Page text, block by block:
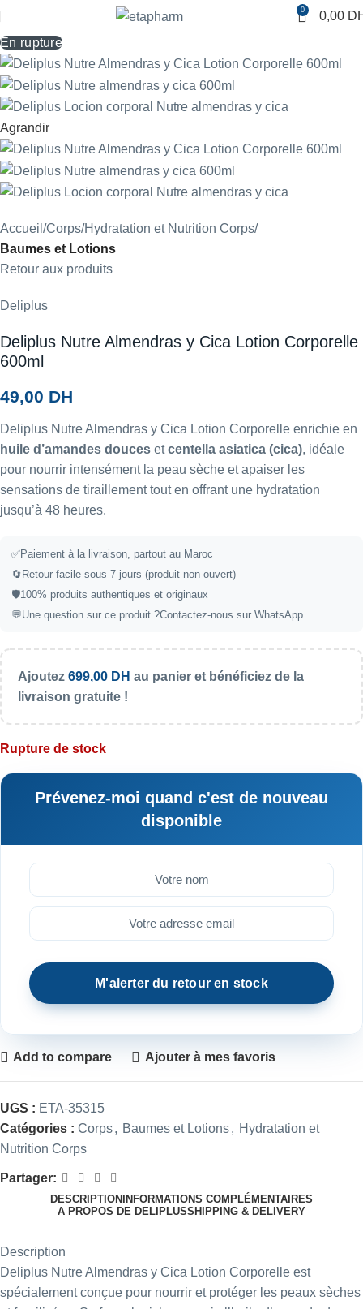
0 0,00
En rupture
Agrandir
Accueil Corps Hydratation et Nutrition Corps
Baumes et Lotions
Retour aux produits
Deliplus
Deliplus Nutre Almendras y Cica Lotion Corporelle
600ml
49,00 DH
Deliplus Nutre Almendras y Cica Lotion Corporelle enrichie en
huile d’amandes douces etcentella asiatica (cica), idéale
pour nourrir intensément la peau sèche et apaiser les
sensations de tiraillement tout en offrant une hydratation
jusqu’à 48 heures.
✅Paiement à la livraison, partout au Maroc
🔄Retour facile sous 7 jours (produit non ouvert)
🛡️100% produits authentiques et originaux
💬Une question sur ce produit ?Contactez-nous sur WhatsApp
Ajoutez 699,00 DH au panier et bénéficiez de la
livraison gratuite !
Rupture de stock
Prévenez-moi quand c'est de nouveau
disponible
Add to compare Ajouter à mes favoris
UGS : ETA-35315
Catégories : Corps, Baumes et Lotions, Hydratation et
Nutrition Corps
Partager:
DESCRIPTION INFORMATIONS COMPLÉMENTAIRES
A PROPOS DE DELIPLUSSHIPPING & DELIVERY
Description
Deliplus Nutre Almendras y Cica Lotion Corporelle est
spécialement conçue pour nourrir et protéger les peaux sèches